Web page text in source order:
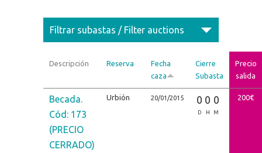
Filtrar subastas / Filter auctions
Descripción Reserva
Fecha
caza
Cierre
Subasta
Precio
salida
Becada.
Cód: 173
(PRECIO
CERRADO)
Urbión 20/01/2015 0
D
0
H
0
M
200€